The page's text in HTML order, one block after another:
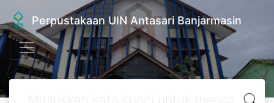
Perpustakaan UIN Antasari Banjarmasin